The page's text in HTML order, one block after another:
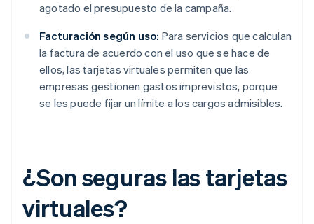
agotado el presupuesto de la campaña.
Facturación según uso: Para servicios que calculan
la factura de acuerdo con el uso que se hace de
ellos, las tarjetas virtuales permiten que las
empresas gestionen gastos imprevistos, porque
se les puede fijar un límite a los cargos admisibles.
¿Son seguras las tarjetas
virtuales?